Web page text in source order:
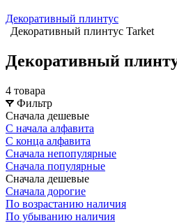
Декоративный плинтус
Декоративный плинтус Tarket
Декоративный
4 товара
Фильтр
Сначала дешевые
С начала алфавита
С конца алфавита
Сначала непопулярные
Сначала популярные
Сначала дешевые
Сначала дорогие
По возрастанию наличия
По убыванию наличия